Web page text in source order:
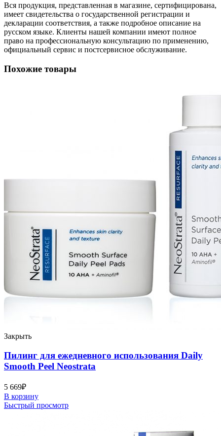
Вся продукция, представленная в магазине, сертифицирована,
имеет свидетельства о государственной регистрации и
декларации соответствия, а также подробное описание на
русском языке. Клиенты нашей компании имеют полное
право на профессиональную консультацию по применению,
официальный сервис и постсервисное обслуживание.
Похожие товары
Закрыть
Пилинг для ежедневного использования Daily
Smooth Peel Neostrata
5 669₽
В корзину
Быстрый просмотр